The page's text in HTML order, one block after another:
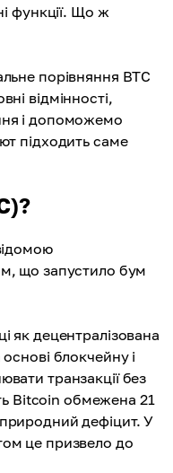
функції. Що ж
порівняння BTC
відмінності,
і допоможемо
підходить саме
що запустило бум
як децентралізована
блокчейну і
транзакції без
Bitcoin обмежена 21
дефіцит. У
це призвело до